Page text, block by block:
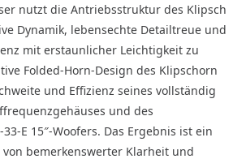
nutzt die Antriebsstruktur des Klipsch
Dynamik, lebensechte Detailtreue und
mit erstaunlicher Leichtigkeit zu
Folded-Horn-Design des Klipschorn
und Effizienz seines vollständig
und des
E 15″-Woofers. Das Ergebnis ist ein
von bemerkenswerter Klarheit und